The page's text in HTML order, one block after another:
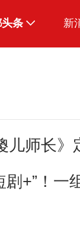
条
条智造
真机
新
儿师长》
剧+”！一